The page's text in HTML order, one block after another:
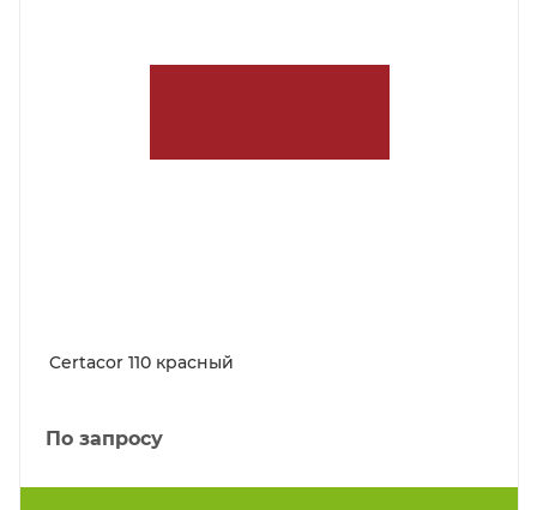
Certacor 110 красный
По запросу